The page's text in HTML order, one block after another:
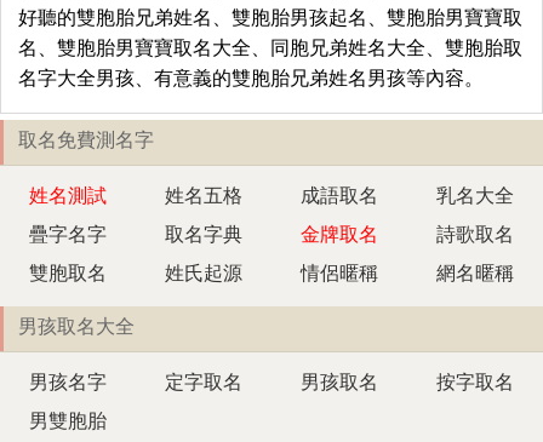
好聽的雙胞胎兄弟姓名、雙胞胎男孩起名、雙胞胎男寶寶取
名、雙胞胎男寶寶取名大全、同胞兄弟姓名大全、雙胞胎取
名字大全男孩、有意義的雙胞胎兄弟姓名男孩等內容。
取名免費測名字
姓名測試 姓名五格 成語取名
乳名大全
疊字名字
取名字典 金牌取名
詩歌取名
雙胞取名
姓氏起源 情侶暱稱 網名暱稱
男孩取名大全
男孩名字 定字取名 男孩取名
按字取名
男雙胞胎